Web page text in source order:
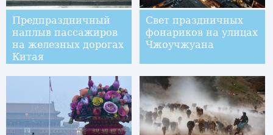
Предпраздничный
наплыв пассажиров
на железных дорогах
Китая
Свет праздничных
фонариков на улицах
Чжоучжуана